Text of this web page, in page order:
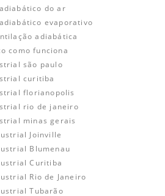
do ar
evaporativo
adiabática
como funciona
são paulo
curitiba
florianopolis
rio de janeiro
minas gerais
Joinville
Blumenau
Curitiba
Rio de Janeiro
Tubarão